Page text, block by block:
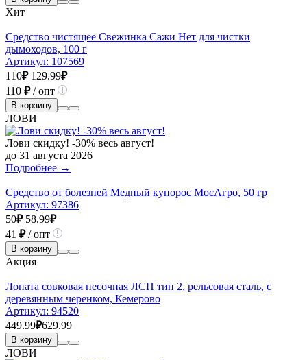
Хит
Средство чистящее Свежинка Сажи Нет для чистки
дымоходов, 100 г
Артикул: 107569
110₽ 129.99₽
110 ₽/ опт
В корзину
ЛОВИ
Лови скидку! -30% весь август!
до 31 августа 2026
Подробнее →
Средство от болезней Медный купорос МосАгро, 50 гр
Артикул: 97386
50₽ 58.99₽
41 ₽/ опт
В корзину
Акция
Лопата совковая песочная ЛСП тип 2, рельсовая сталь, с
деревянным черенком, Кемерово
Артикул: 94520
449.99₽629.99
В корзину
ЛОВИ